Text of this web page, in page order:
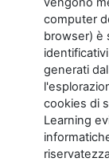
computer
browser) è
generati
cookies di
Learning